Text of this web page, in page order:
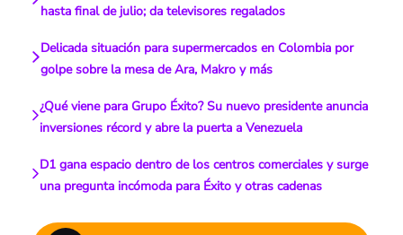
hasta final de julio; da televisores regalados
Delicada situación para supermercados en Colombia por
golpe sobre la mesa de Ara, Makro y más
¿Qué viene para Grupo Éxito? Su nuevo presidente anuncia
inversiones récord y abre la puerta a Venezuela
D1 gana espacio dentro de los centros comerciales y surge
una pregunta incómoda para Éxito y otras cadenas